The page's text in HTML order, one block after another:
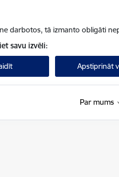
darbotos, tā izmanto obligāti
savu izvēli:
Apstiprināt
Par mums